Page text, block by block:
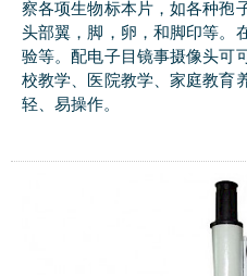
察各项生物标本片，如各种孢
头部翼，脚，卵，和脚印等。
验等。配电子目镜事摄像头可
校教学、医院教学、家庭教育
轻、易操作。